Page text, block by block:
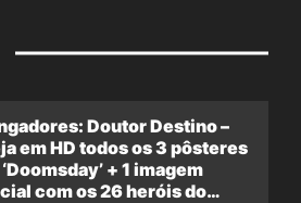
Doutor Destino –
em HD todos os 3 pôsteres
+ 1 imagem
com os 26 heróis do